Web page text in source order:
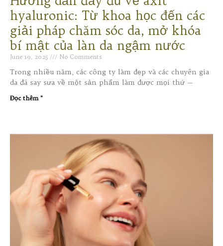
hyaluronic: Từ khoa học đến các
giải pháp chăm sóc da, mở khóa
bí mật của làn da ngậm nước
June 19, 2025 No Comments
Trong nhiều năm, các công ty làm đẹp và các chuyên gia
da đã say sưa về một sản phẩm làm được mọi thứ —
Đọc thêm "